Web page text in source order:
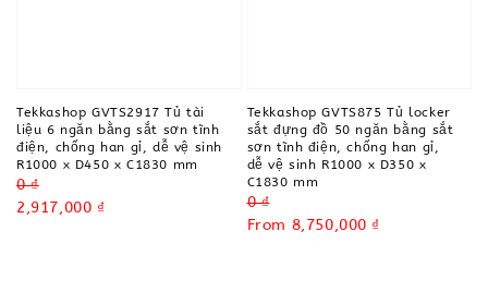
Tekkashop GVTS2917 Tủ tài
liệu 6 ngăn bằng sắt sơn tĩnh
điện, chống han gỉ, dễ vệ sinh
R1000 x D450 x C1830 mm
Regular
price
0 ₫
Sale
2,917,000 ₫
Tekkashop GVTS875 Tủ locker
sắt đựng đồ 50 ngăn bằng sắt
sơn tĩnh điện, chống han gỉ,
dễ vệ sinh R1000 x D350 x
C1830 mm
Regular
price
0 ₫
Sale
From 8,750,000 ₫